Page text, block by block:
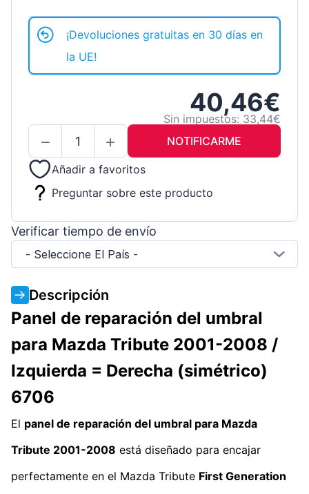
¡Devoluciones gratuitas en 30 días en
la UE!
40,46€
Sin impuestos: 33,44€
NOTIFICARME
Añadir a favoritos
Preguntar sobre este producto
Verificar tiempo de envío
- Seleccione El País -
Descripción
Panel de reparación del umbral
para Mazda Tribute 2001-2008 /
Izquierda = Derecha (simétrico)
6706
El panel de reparación del umbral para Mazda
Tribute 2001-2008 está diseñado para encajar
perfectamente en el Mazda Tribute First Generation